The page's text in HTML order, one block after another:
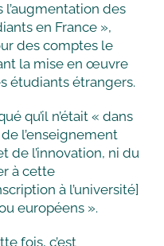
des
en France »,
des comptes le
la mise en œuvre
étudiants étrangers.
qu’il n’était « dans
l’enseignement
de l’innovation, ni du
à cette
à l’université]
européens ».
fois, c’est